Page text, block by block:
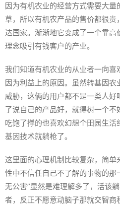
因为有机农业的经营方式需要大
草，所以有机农产品的售价都很
达国家。渐渐地它变成了一个靠
理念吸引有钱客户的产业。
我们知道有机农业的从业者一向
因为利益上的原因。虽然转基因
威胁，这俩的用户都不是一类人
了说自己的产品好，就得树一个
吃饱了撑的也喜欢幻想个田园生
基因技术就躺枪了。
这里面的心理机制比较复杂，简
性中不信任自己不了解的事物的那
无公害”显然是难理解多了，活该
者，反正不愿意动脑子那就交智